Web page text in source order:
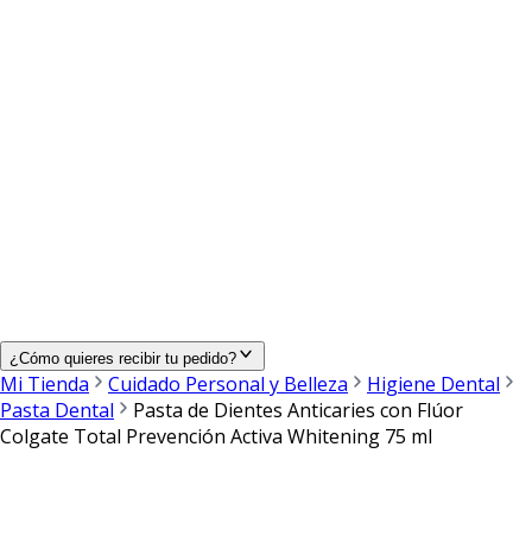
¿Cómo quieres recibir tu pedido?
Mi Tienda Cuidado Personal y Belleza
Higiene Dental
Pasta Dental
Pasta de Dientes Anticaries con Flúor
Colgate Total Prevención Activa Whitening 75 ml